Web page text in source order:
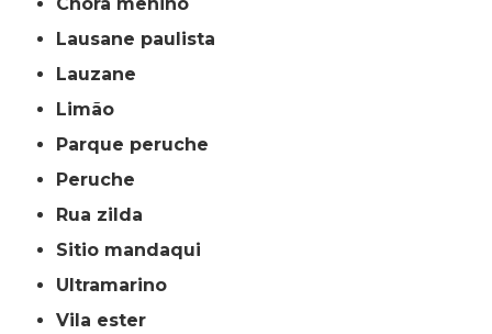
lausane paulista
lauzane
limão
parque peruche
peruche
rua zilda
sitio mandaqui
ultramarino
vila ester